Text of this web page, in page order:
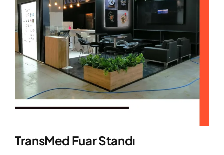
TransMed Fuar Standı